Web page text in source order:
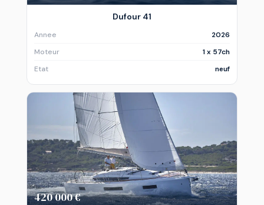
Dufour 41
Annee
2026
Moteur
1 x 57ch
Etat
neuf
420 000 €